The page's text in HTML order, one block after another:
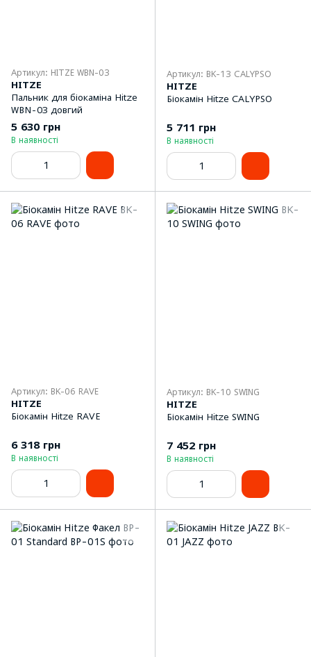
Артикул: HITZE WBN-03
HITZE
Пальник для біокаміна Hitze
WBN-03 довгий
5 630 грн
В наявності
Артикул: BK-13 CALYPSO
HITZE
Біокамін Hitze CALYPSO
5 711 грн
В наявності
Артикул: BK-06 RAVE
HITZE
Біокамін Hitze RAVE
6 318 грн
В наявності
Артикул: BK-10 SWING
HITZE
Біокамін Hitze SWING
7 452 грн
В наявності